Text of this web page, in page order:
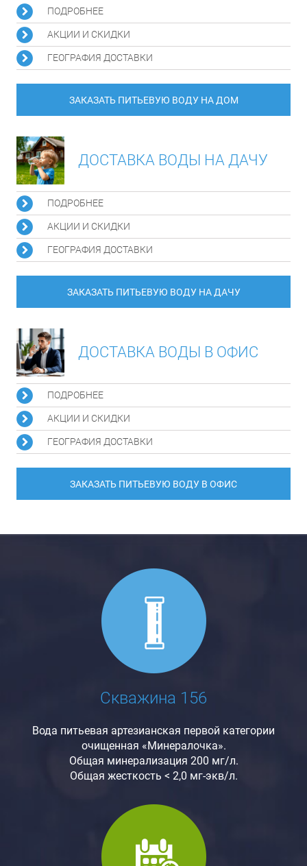
ПОДРОБНЕЕ
АКЦИИ И СКИДКИ
ГЕОГРАФИЯ ДОСТАВКИ
ЗАКАЗАТЬ ПИТЬЕВУЮ ВОДУ НА ДОМ
ДОСТАВКА ВОДЫ НА ДАЧУ
ПОДРОБНЕЕ
АКЦИИ И СКИДКИ
ГЕОГРАФИЯ ДОСТАВКИ
ЗАКАЗАТЬ ПИТЬЕВУЮ ВОДУ НА ДАЧУ
ДОСТАВКА ВОДЫ В ОФИС
ПОДРОБНЕЕ
АКЦИИ И СКИДКИ
ГЕОГРАФИЯ ДОСТАВКИ
ЗАКАЗАТЬ ПИТЬЕВУЮ ВОДУ В ОФИС
Скважина 156
Вода питьевая артезианская первой категории
очищенная «Минералочка».
Общая минерализация 200 мг/л.
Общая жесткость < 2,0 мг-экв/л.